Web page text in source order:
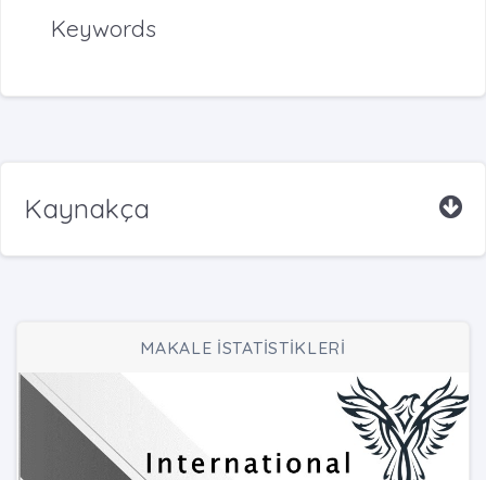
Keywords
Kaynakça
MAKALE İSTATİSTİKLERİ